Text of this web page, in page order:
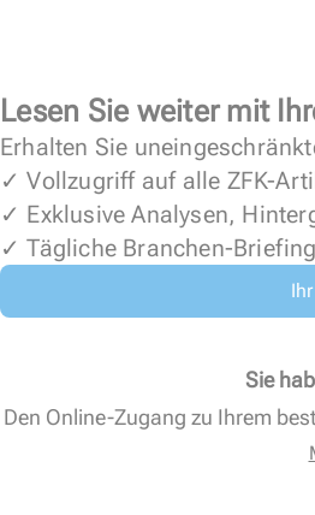
Lesen Sie weiter mit
Erhalten Sie
✓ Vollzugriff auf alle ZFK-
✓ Exklusive Analysen,
✓ Tägliche Branchen-
Sie
Den Online-Zugang zu Ihrem